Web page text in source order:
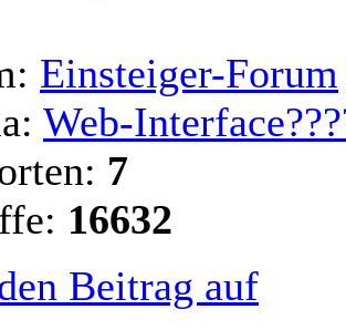
Einsteiger-Forum
Web-
7
16632
Beitrag auf